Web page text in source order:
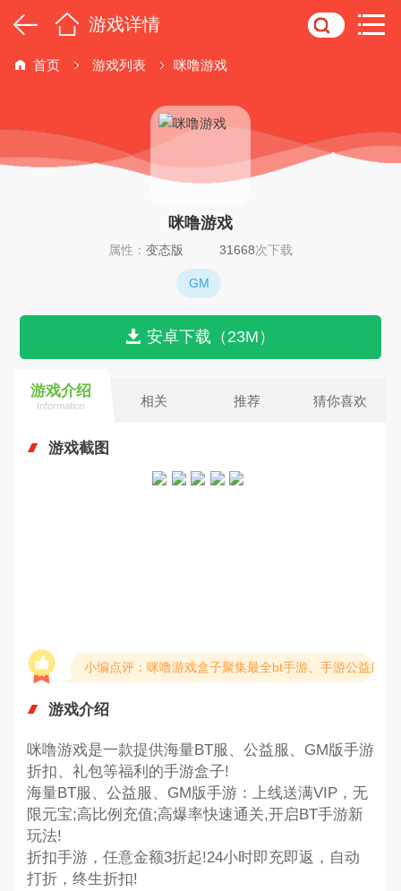
游戏详情
首页 游戏列表 咪噜游戏
咪噜游戏
属性： 变态版 31668次下载
GM
安卓下载（23M）
游戏介绍
Information 相关 推荐 猜你喜欢
游戏截图
小编点评：咪噜游戏盒子聚集最全bt手游、手游公益服
游戏介绍
咪噜游戏是一款提供海量BT服、公益服、GM版手游
折扣、礼包等福利的手游盒子!
海量BT服、公益服、GM版手游：上线送满VIP，无
限元宝;高比例充值;高爆率快速通关,开启BT手游新
玩法!
折扣手游，任意金额3折起!24小时即充即返，自动
打折，终生折扣!